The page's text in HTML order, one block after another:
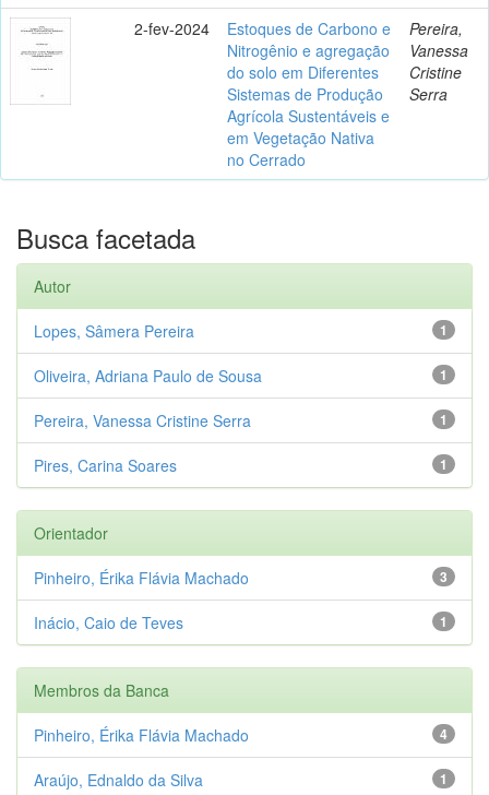
2-fev-2024
Estoques de Carbono e
Nitrogênio e agregação
do solo em Diferentes
Sistemas de Produção
Agrícola Sustentáveis e
em Vegetação Nativa
no Cerrado
Pereira,
Vanessa
Cristine
Serra
Busca facetada
Autor
1
Lopes, Sâmera Pereira
1
Oliveira, Adriana Paulo de Sousa
1
Pereira, Vanessa Cristine Serra
1
Pires, Carina Soares
Orientador
3
Pinheiro, Érika Flávia Machado
1
Inácio, Caio de Teves
Membros da Banca
4
Pinheiro, Érika Flávia Machado
1
Araújo, Ednaldo da Silva